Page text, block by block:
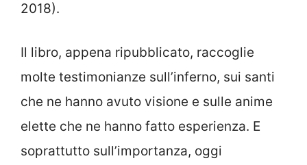
2018).
Il libro, appena ripubblicato, raccoglie
molte testimonianze sull’inferno, sui santi
che ne hanno avuto visione e sulle anime
elette che ne hanno fatto esperienza. E
soprattutto sull’importanza, oggi